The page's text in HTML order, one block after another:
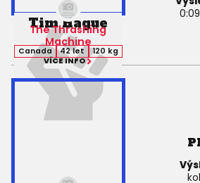
Tim Hague
The Thrashing
Machine
Canada 42 let
120 kg
VÍCE INFO